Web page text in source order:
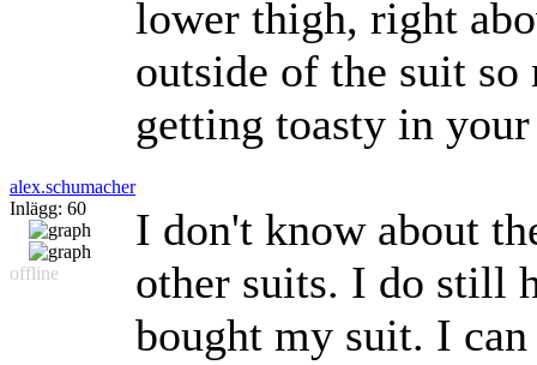
alex.schumacher
Inlägg: 60
offline
lower thigh, right
outside of the suit
getting toasty in your
I don't know about
other suits. I do still
bought my suit. I can